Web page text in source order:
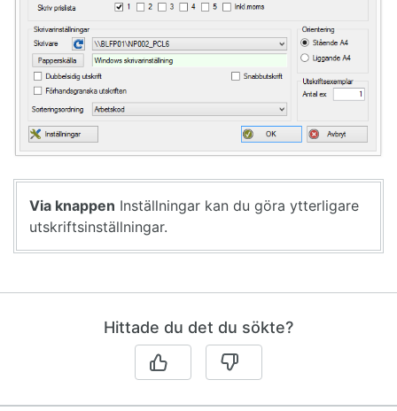
Via knappen Inställningar kan du göra ytterligare
utskriftsinställningar.
Hittade du det du sökte?